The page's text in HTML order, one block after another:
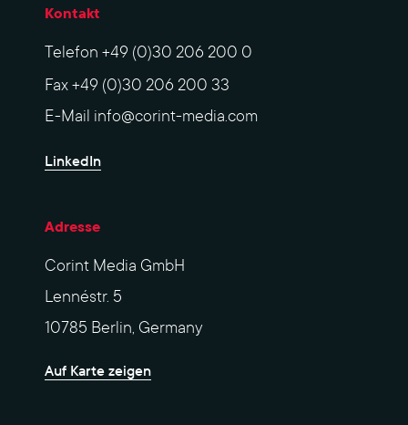
Kontakt
Telefon +49 (0)30 206 200 0
Fax+49 (0)30 206 200 33
E-Mail info@corint-media.com
LinkedIn
Adresse
Corint Media GmbH
Lennéstr. 5
10785 Berlin, Germany
Auf Karte zeigen